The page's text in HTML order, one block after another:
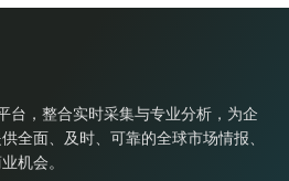
台，整合实时采集与专业分析，为企
全面、及时、可靠的全球市场情报、
机会。